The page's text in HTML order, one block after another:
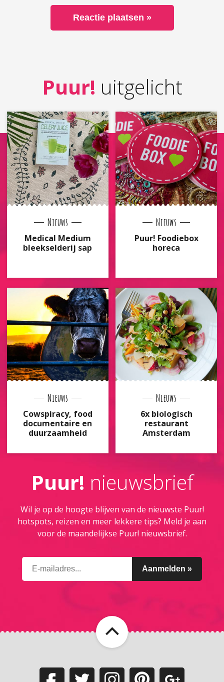
Puur! uitgelicht
Nieuws
Medical Medium
bleekselderij sap
Nieuws
Puur! Foodiebox
horeca
Nieuws
Cowspiracy, food
documentaire en
duurzaamheid
Nieuws
6x biologisch
restaurant
Amsterdam
Puur! nieuwsbrief
Wil je op de hoogte blijven van de nieuwste Puur!
hotspots, reizen en meer lekkere tips? Meld je aan
voor de maandelijkse Puur! nieuwsbrief.